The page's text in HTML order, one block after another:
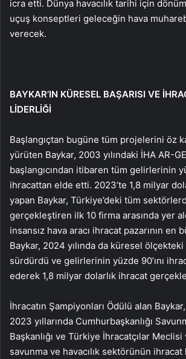
icra etti. Dünya havacılık tarihi için
uçuş konseptleri geleceğin hava
verecek.
BAYKAR’IN KÜRESEL BAŞARISI VE
LİDERLİĞİ
Başlangıçtan bugüne tüm projelerini öz
yürüten Baykar, 2003 yılındaki İHA AR-
başlangıcından itibaren tüm gelirlerinin
ihracattan elde etti. 2023’te 1,8 milyar
yapan Baykar, Türkiye’deki tüm
gerçekleştiren ilk 10 firma arasında yer
insansız hava aracı ihracat pazarının en
Baykar, 2024 yılında da küresel ölçekteki
sürdürdü ve gelirlerinin yüzde 90’ını
ederek 1,8 milyar dolarlık ihracat
İhracatın Şampiyonları Ödülü alan
2023 yıllarında Cumhurbaşkanlığı
Başkanlığı ve Türkiye İhracatçılar
savunma ve havacılık sektörünün